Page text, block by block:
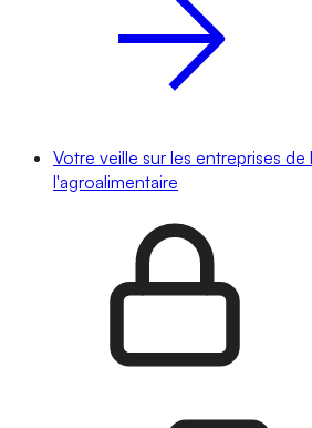
Votre veille sur les entreprises
l'agroalimentaire